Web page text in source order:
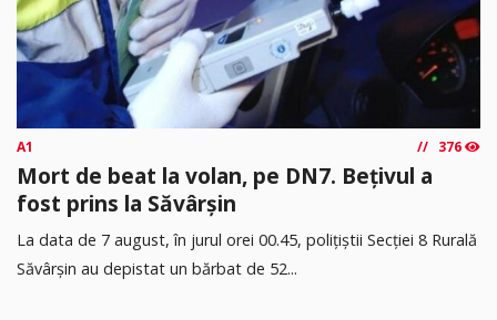
A1 376
Mort de beat la volan, pe DN7. Bețivul a
fost prins la Săvârșin
​La data de 7 august, în jurul orei 00.45, polițiștii Secției 8 Rurală
Săvârșin au depistat un bărbat de 52...